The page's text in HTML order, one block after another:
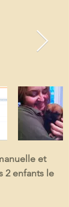
et
2 enfants le